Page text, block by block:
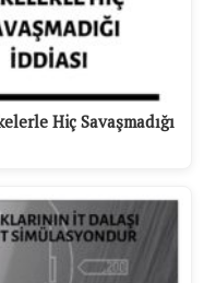
Hiç Savaşmadığı